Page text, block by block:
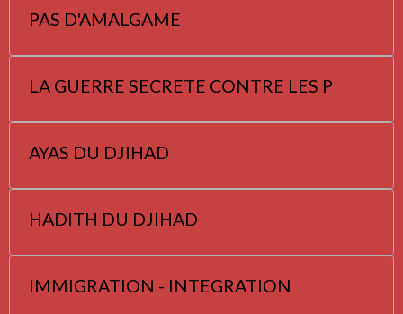
PAS D'AMALGAME
LA GUERRE SECRETE CONTRE LES P
AYAS DU DJIHAD
HADITH DU DJIHAD
IMMIGRATION - INTEGRATION